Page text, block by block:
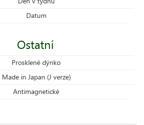
Datum
Ostatní
Prosklené dýnko
Made in Japan (J verze)
Antimagnetické